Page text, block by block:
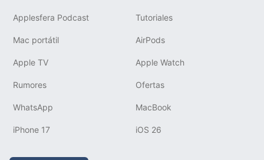
Applesfera Podcast Tutoriales
Mac portátil AirPods
Apple TV Apple Watch
Rumores Ofertas
WhatsApp MacBook
iPhone 17 iOS 26